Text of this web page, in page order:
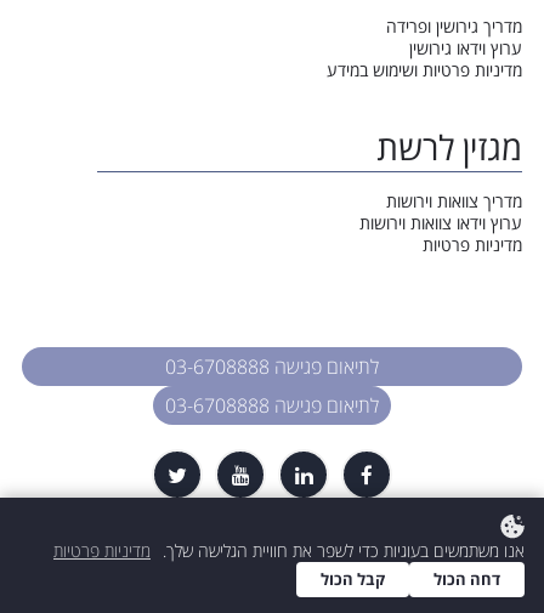
מדריך גירושין ופרידה
ערוץ וידאו גירושין
מדיניות פרטיות ושימוש במידע
מגזין לרשת
מדריך צוואות וירושות
ערוץ וידאו צוואות וירושות
מדיניות פרטיות
לתיאום פגישה 03-6708888
לתיאום פגישה 03-6708888
אנו משתמשים בעוגיות כדי לשפר את חוויית הגלישה שלך. מדיניות פרטיות
דחה הכול קבל הכול